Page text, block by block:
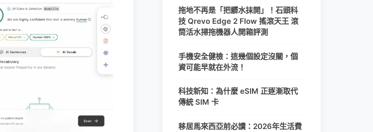
拖地不再是「把髒水抹開」！石頭科
技 Qrevo Edge 2 Flow 搖滾天王 滾
筒活水掃拖機器人開箱評測
手機安全健檢：這幾個設定沒關，個
資可能早就在外流！
科技新知：為什麼 eSIM 正逐漸取代
傳統 SIM 卡
移居馬來西亞前必讀：2026年生活費